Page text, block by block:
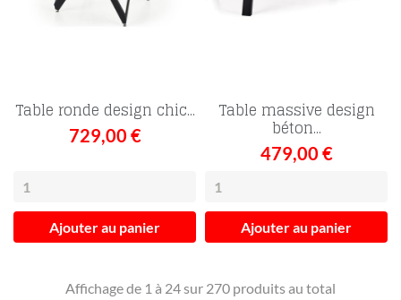
Table ronde design chic...
729,00 €
Ajouter au panier
Table massive design
béton...
479,00 €
Ajouter au panier
Affichage de 1 à 24 sur 270 produits au total